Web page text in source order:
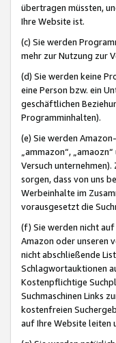
übertragen müssten,
Ihre Website ist.
(c) Sie werden
mehr zur Nutzung zur
(d) Sie werden keine
eine Person bzw. ein
geschäftlichen
Programminhalten).
(e) Sie werden
„ammazon“,
Versuch
sorgen, dass von uns
Werbeinhalte im
vorausgesetzt die
(f) Sie werden nicht
Amazon oder unseren
nicht abschließende
Schlagwortauktionen
Kostenpflichtige
Suchmaschinen Links
kostenfreien
auf Ihre Website leiten